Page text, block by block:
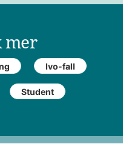
mer
Ivo-fall
Student